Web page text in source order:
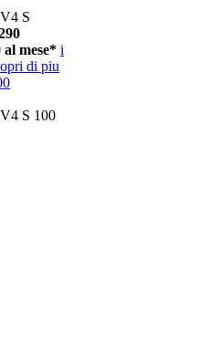
S
mese* i
di piu
S 100